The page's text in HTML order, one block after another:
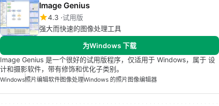
Image Genius
4.3 试用版
强大而快速的图像处理工具
为Windows 下载
Image Genius 是一个很好的试用版程序，仅适用于 Windows，属于 设
计和摄影软件，带有修饰和优化子类别。
Windows照片编辑软件图像处理Windows 的照片图像编辑器